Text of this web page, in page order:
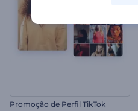
Promoção de Perfil TikTok